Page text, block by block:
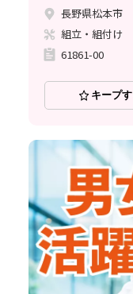
長野県松本市
組立・組付け
61861-00
キープ